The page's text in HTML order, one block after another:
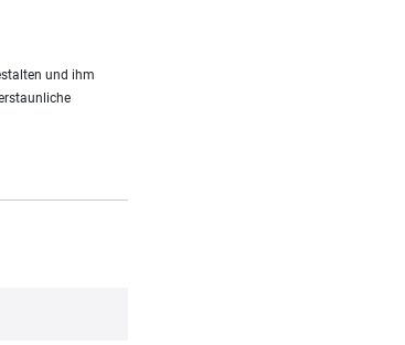
und ihm